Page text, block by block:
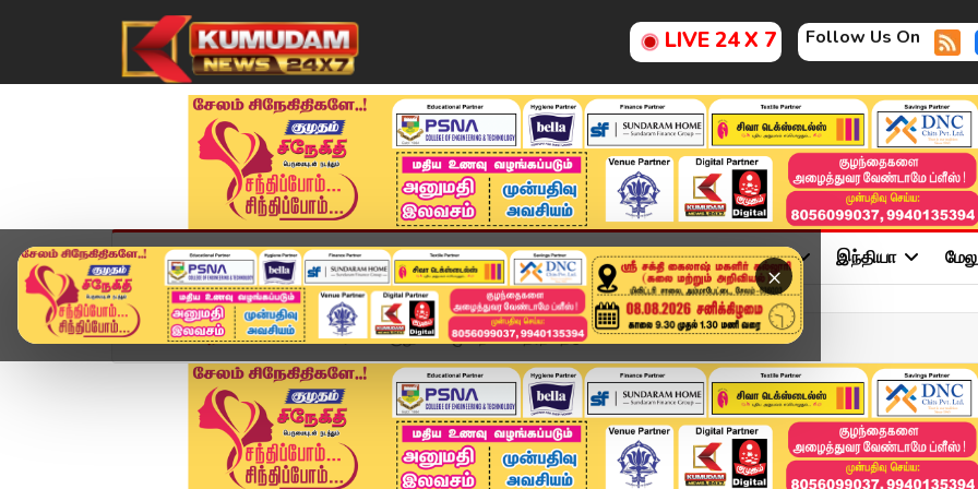
LIVE 24 X 7 Follow Us On
×
முகப்பு விளையாட்டு அண்மை தமிழ்நாடு சினிமா அரசியல் விளையாட்டு இந்தியா
Home அரசியல் "வேட்பாளர்களை குலுக்கல் முறையில் தேர்ந்தெடுக்கல...